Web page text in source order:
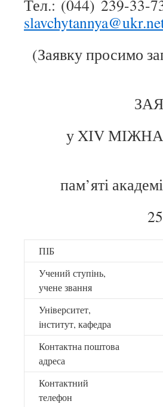
Тел.: (044) 239-
(Заявку просимо
у XІV
пам’яті
ПІБ
Учений ступінь,
учене звання
Університет,
інститут, кафедра
Контактна поштова
адреса
Контактний
телефон